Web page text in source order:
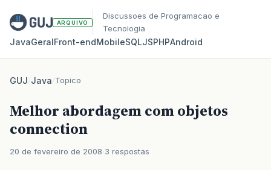
ARQUIVO
Discussoes de Programacao e
Tecnologia
JavaGeralFront‑endMobileSQLJSPHPAndroid
GUJ/Java/Topico
Melhor abordagem com objetos
connection
20 de fevereiro de 2008 3 respostas